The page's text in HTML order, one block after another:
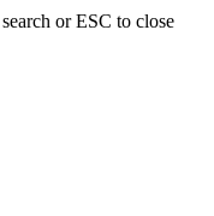
or ESC to close